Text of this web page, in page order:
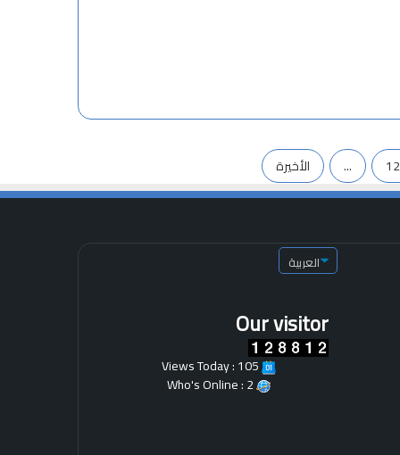
... الأخيرة
Our visitor
Views Today : 105
Who's Online : 2